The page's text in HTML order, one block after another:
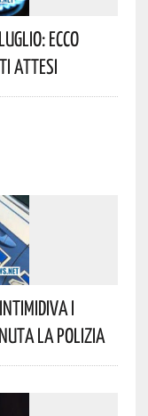
Ecco
Attesi
I
La Polizia